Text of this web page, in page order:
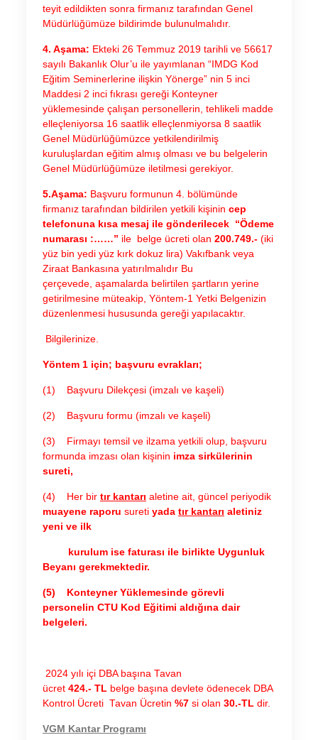
teyit edildikten sonra firmanız tarafından Genel
Müdürlüğümüze bildirimde bulunulmalıdır.
4. Aşama: Ekteki 26 Temmuz 2019 tarihli ve 56617
sayılı Bakanlık Olur’u ile yayımlanan “IMDG Kod
Eğitim Seminerlerine ilişkin Yönerge” nin 5 inci
Maddesi 2 inci fıkrası gereği Konteyner
yüklemesinde çalışan personellerin, tehlikeli madde
elleçleniyorsa 16 saatlik elleçlenmiyorsa 8 saatlik
Genel Müdürlüğümüzce yetkilendirilmiş
kuruluşlardan eğitim almış olması ve bu belgelerin
Genel Müdürlüğümüze iletilmesi gerekiyor.
5.Aşama: Başvuru formunun 4. bölümünde
firmanız tarafından bildirilen yetkili kişinin cep
telefonuna kısa mesaj ile gönderilecek
“Ödeme
numarası :……” ile belge ücreti olan 200.749.-(iki
yüz bin yedi yüz kırk dokuz lira) Vakıfbank veya
Ziraat Bankasına yatırılmalıdır Bu
çerçevede, aşamalarda belirtilen şartların yerine
getirilmesine müteakip, Yöntem-1 Yetki Belgenizin
düzenlenmesi hususunda gereği yapılacaktır.
Bilgilerinize.
Yöntem 1 için; başvuru evrakları;
(1) Başvuru Dilekçesi (imzalı ve kaşeli)
(2) Başvuru formu (imzalı ve kaşeli)
(3) Firmayı temsil ve ilzama yetkili olup, başvuru
formunda imzası olan kişinin imza sirkülerinin
sureti,
(4) Her bir tır kantarı aletine ait, güncel periyodik
muayene raporu sureti yada tır kantarı aletiniz
yeni ve ilk
kurulum ise faturası ile birlikte Uygunluk
Beyanı gerekmektedir.
(5) Konteyner Yüklemesinde görevli
personelin CTU Kod Eğitimi aldığına dair
belgeleri.
2024 yılı içi DBA başına Tavan
ücret 424.- TL belge başına devlete ödenecek DBA
Kontrol Ücreti Tavan Ücretin %7si olan 30.-TL dir.
VGM Kantar Programı